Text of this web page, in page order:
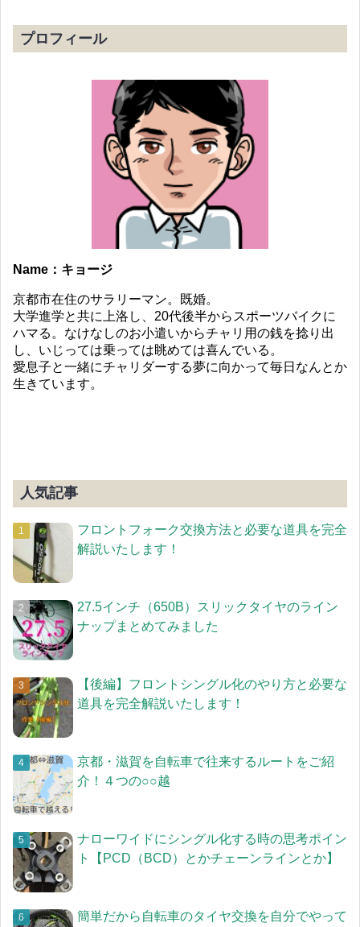
プロフィール
Name：キョージ
京都市在住のサラリーマン。既婚。
大学進学と共に上洛し、20代後半からスポーツバイクに
ハマる。なけなしのお小遣いからチャリ用の銭を捻り出
し、いじっては乗っては眺めては喜んでいる。
愛息子と一緒にチャリダーする夢に向かって毎日なんとか
生きています。
人気記事
フロントフォーク交換方法と必要な道具を完全
解説いたします！
27.5インチ（650B）スリックタイヤのライン
ナップまとめてみました
【後編】フロントシングル化のやり方と必要な
道具を完全解説いたします！
京都・滋賀を自転車で往来するルートをご紹
介！４つの○○越
ナローワイドにシングル化する時の思考ポイン
ト【PCD（BCD）とかチェーンラインとか】
簡単だから自転車のタイヤ交換を自分でやって